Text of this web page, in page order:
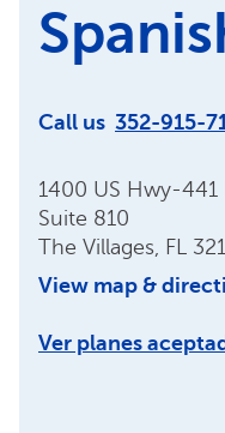
Call us 352-915-
1400 US Hwy-441
Suite 810
The Villages, FL
View map &
Ver planes